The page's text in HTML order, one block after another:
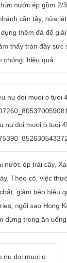
nước ép gồm 2/
cần tây, nửa
thêm đá để
thấy tràn đầy sức
hiệu quả.
nước ép trái cây,
Theo cô, việc
giảm béo hiệu
ngôi sao Hong
dừng trong ăn